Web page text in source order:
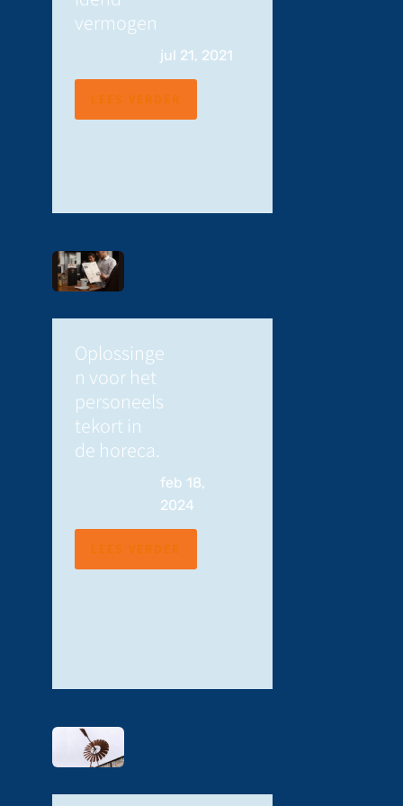
vermogen
jul 21, 2021
LEES VERDER
Oplossinge
n voor het
personeels
tekort in
de horeca.
feb 18,
2024
LEES VERDER